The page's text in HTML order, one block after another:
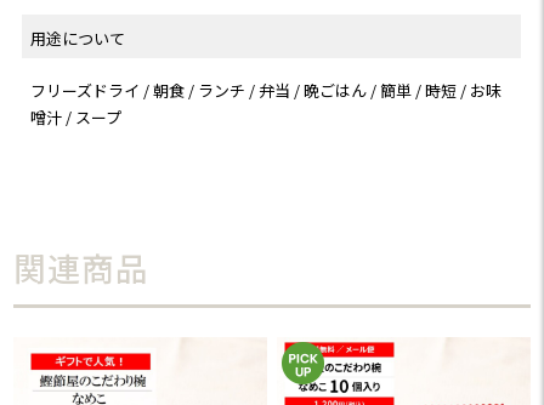
用途について
フリーズドライ / 朝食 / ランチ / 弁当 / 晩ごはん / 簡単 / 時短 / お味
噌汁 / スープ
関連商品